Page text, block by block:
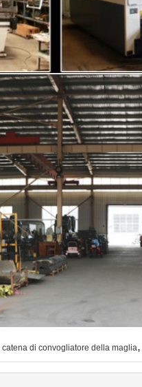
catena di convogliatore della maglia,